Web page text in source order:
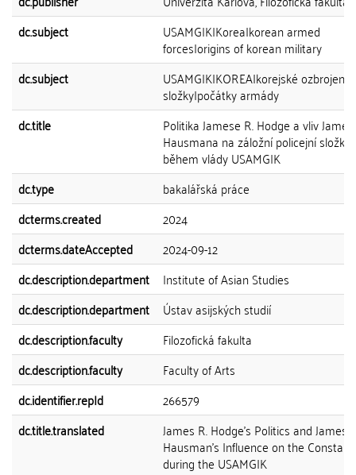
dc.subject
USAMGIK|Korea|korean armed
forces|origins of korean military
dc.subject
USAMGIK|KOREA|korejské ozbrojené
složky|počátky armády
dc.title
Politika Jamese R. Hodge a vliv
Hausmana na záložní policejní složky
během vlády USAMGIK
dc.type
bakalářská práce
dcterms.created
2024
dcterms.dateAccepted
2024-09-12
dc.description.department
Institute of Asian Studies
dc.description.department
Ústav asijských studií
dc.description.faculty
Filozofická fakulta
dc.description.faculty
Faculty of Arts
dc.identifier.repId
266579
dc.title.translated
James R. Hodge's Politics and James J.
Hausman's Influence on the
during the USAMGIK